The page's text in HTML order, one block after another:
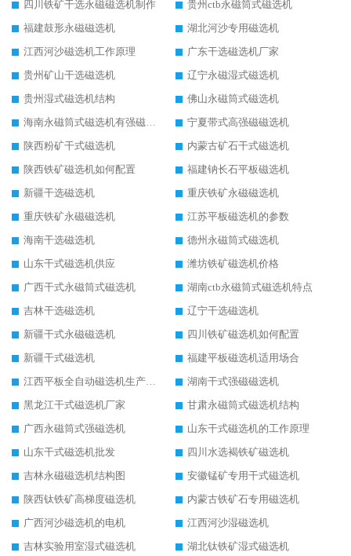
四川铁矿干选永磁磁选机制作
贵州ctb永磁筒式磁选机
福建鼓形永磁磁选机
湖北河沙专用磁选机
江西河沙磁选机工作原理
广东干选磁选机厂家
贵州矿山干选磁选机
辽宁永磁湿式磁选机
贵州湿式磁选机结构
佛山永磁筒式磁选机
海南永磁筒式磁选机有强磁的吗
宁夏带式高强磁磁选机
陕西粉矿干式磁选机
内蒙古矿石干式磁选机
陕西铁矿磁选机如何配置
福建钠长石平板磁选机
新疆干选磁选机
重庆铁矿永磁磁选机
重庆铁矿永磁磁选机
江苏平板磁选机的参数
海南干选磁选机
德州永磁筒式磁选机
山东干式磁选机供应
潍坊铁矿磁选机价格
广西干式永磁筒式磁选机
湖南ctb永磁筒式磁选机特点
吉林干选磁选机
辽宁干选磁选机
新疆干式永磁磁选机
四川铁矿磁选机如何配置
新疆干式磁选机
福建平板磁选机适用场合
江西平板全自动磁选机生产厂家
湖南干式强磁磁选机
黑龙江干式磁选机厂家
甘肃永磁筒式磁选机结构
广西永磁筒式强磁选机
山东干式磁选机的工作原理
山东干式磁选机批发
四川水选褐铁矿磁选机
吉林永磁磁选机结构图
安徽锰矿专用干式磁选机
陕西钛铁矿高梯度磁选机
内蒙古铁矿石专用磁选机
广西河沙磁选机的电机
江西河沙湿磁选机
吉林实验用室湿式磁选机
湖北钛铁矿湿式磁选机